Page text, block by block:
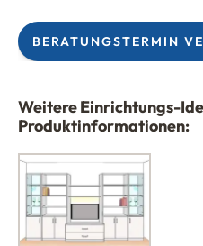
BERATUNGSTERMIN
Weitere Einrichtungs-
Produktinformationen: